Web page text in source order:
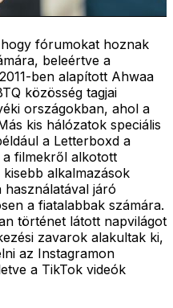
fórumokat hoznak
beleértve a
ben alapított Ahwaa
közösség tagjai
országokban, ahol a
kis hálózatok speciális
a Letterboxd a
filmekről alkotott
alkalmazások
használatával járó
a fiatalabbak számára.
történet látott napvilágot
zavarok alakultak ki,
az Instagramon
a TikTok videók